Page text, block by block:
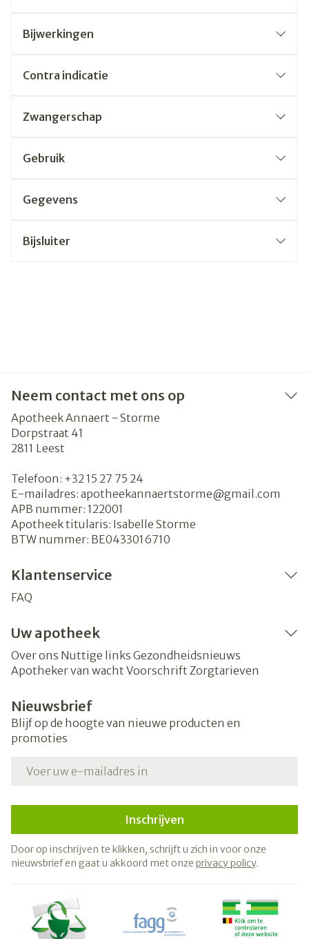
Bijwerkingen
Contra indicatie
Zwangerschap
Gebruik
Gegevens
Bijsluiter
Neem contact met ons op
Apotheek Annaert - Storme
Dorpstraat 41
2811 Leest
Telefoon: +32 15 27 75 24
E-mailadres: apotheekannaertstorme@gmail.com
APB nummer: 122001
Apotheek titularis: Isabelle Storme
BTW nummer: BE0433016710
Klantenservice
FAQ
Uw apotheek
Over ons Nuttige links Gezondheidsnieuws
Apotheker van wacht Voorschrift Zorgtarieven
Nieuwsbrief
Blijf op de hoogte van nieuwe producten en
promoties
Inschrijven
Door op inschrijven te klikken, schrijft u zich in voor onze
nieuwsbrief en gaat u akkoord met onze privacy policy.